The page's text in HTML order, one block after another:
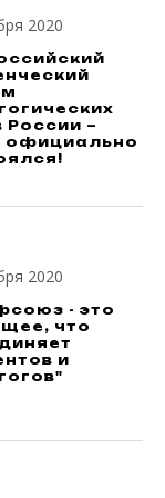
2020
России –
официально
2020
- это
что
и